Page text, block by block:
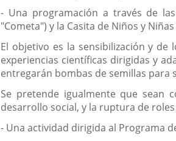
- Una programación a través de
"Cometa") y la Casita de Niños y
El objetivo es la sensibilización y
experiencias científicas dirigidas y
entregarán bombas de semillas para
Se pretende igualmente que sean
desarrollo social, y la ruptura de
- Una actividad dirigida al Programa